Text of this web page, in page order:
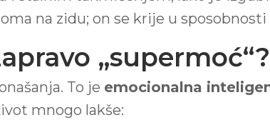
na zidu; on se krije u
„supermoć“?
To je emocionalna
mnogo lakše: